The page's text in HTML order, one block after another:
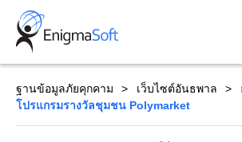
Skip
content
ฐานข้อมูลภัยคุกคาม เว็บไซต์อันธพาล
โปรแกรมรางวัลชุมชน Polymarket